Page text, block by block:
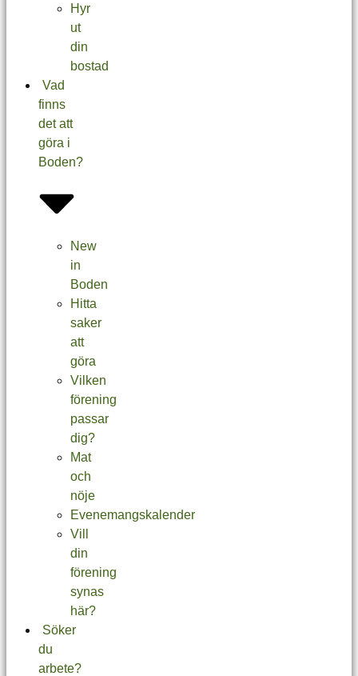
Hyr
ut
din
bostad
Vad
finns
det att
göra i
Boden?
New
in
Boden
Hitta
saker
att
göra
Vilken
förening
passar
dig?
Mat
och
nöje
Evenemangskalender
Vill
din
förening
synas
här?
Söker
du
arbete?